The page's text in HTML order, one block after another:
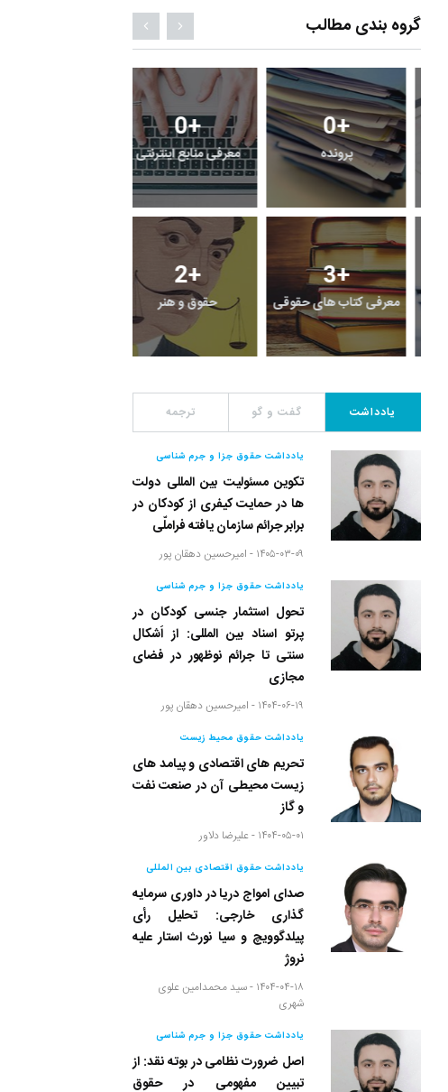
گروه بندی مطالب
2+
گزارش
1+
معرفی کتابخانه های
حقوقی
2+
گفت و گو
0+
یادداشت
یادداشت گفت و گو ترجمه
یادداشت حقوق جزا و جرم شناسی
تکوین مسئولیت بین المللی دولت
ها در حمایت کیفری از کودکان در
برابر جرائم سازمان یافته فراملّی
۱۴۰۵-۰۳-۰۹ - امیرحسین دهقان پور
یادداشت حقوق جزا و جرم شناسی
تحول استثمار جنسی کودکان در
پرتو اسناد بین المللی: از اَشکال
سنتی تا جرائم نوظهور در فضای
مجازی
۱۴۰۴-۰۶-۱۹ - امیرحسین دهقان پور
یادداشت حقوق محیط زیست
تحریم های اقتصادی و پیامد های
زیست محیطی آن در صنعت نفت
و گاز
۱۴۰۴-۰۵-۰۱ - علیرضا دلاور
یادداشت حقوق اقتصادی بین المللی
صدای امواج دریا در داوری سرمایه
گذاری خارجی: تحلیل رأی
پیلدگوویچ و سیا نورث استار علیه
نروژ
۱۴۰۴-۰۴-۱۸ - سید محمدامین علوی
شهری
یادداشت حقوق جزا و جرم شناسی
اصل ضرورت نظامی در بوته نقد: از
تبیین مفهومی در حقوق